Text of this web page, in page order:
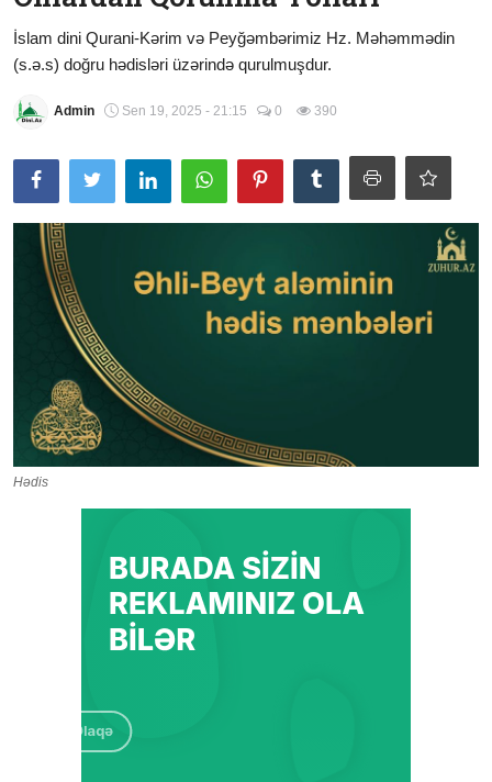
Şübhələrə Cavab
Xəbərlər
Digər
Namaz
Əhkam
Qalereya
İslam dini Qurani-Kərim və Peyğəmbərimiz Hz. Məhəmmədin
(s.ə.s) doğru hədisləri üzərində qurulmuşdur.
Admin Sen 19, 2025 - 21:15 0 390
Hədis